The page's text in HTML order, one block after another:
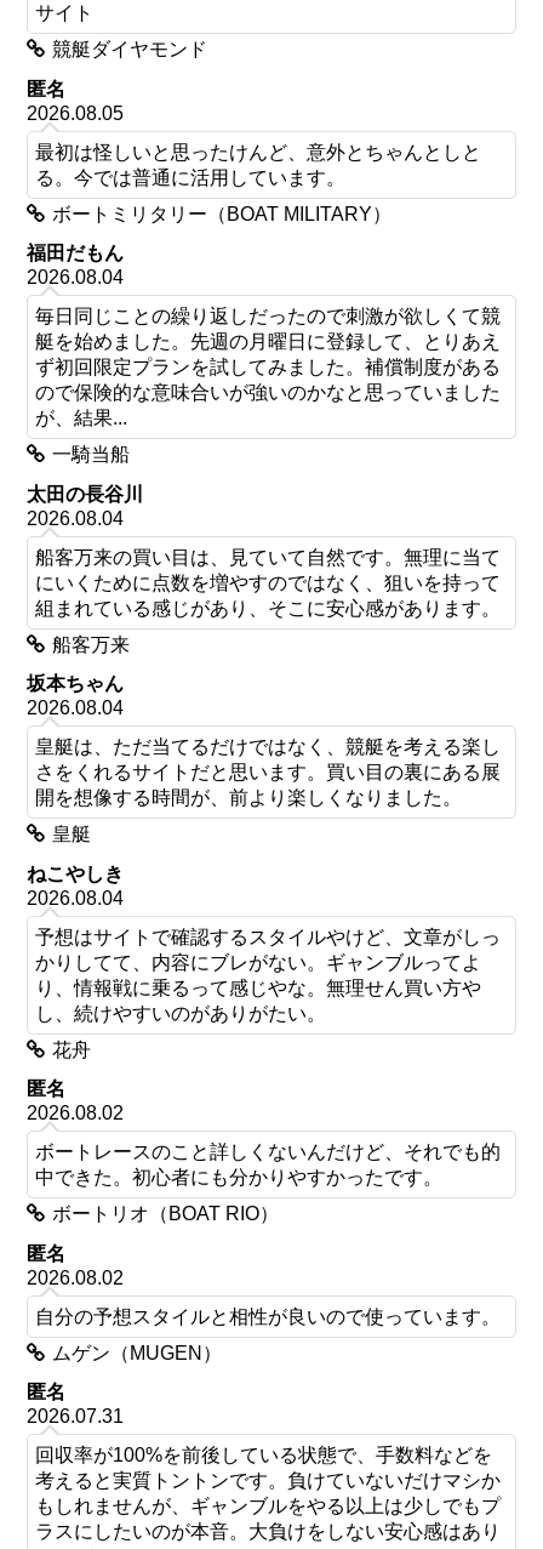
サイト
競艇ダイヤモンド
匿名
2026.08.05
最初は怪しいと思ったけんど、意外とちゃんとしと
る。今では普通に活用しています。
ボートミリタリー（BOAT MILITARY）
福田だもん
2026.08.04
毎日同じことの繰り返しだったので刺激が欲しくて競
艇を始めました。先週の月曜日に登録して、とりあえ
ず初回限定プランを試してみました。補償制度がある
ので保険的な意味合いが強いのかなと思っていました
が、結果...
一騎当船
太田の長谷川
2026.08.04
船客万来の買い目は、見ていて自然です。無理に当て
にいくために点数を増やすのではなく、狙いを持って
組まれている感じがあり、そこに安心感があります。
船客万来
坂本ちゃん
2026.08.04
皇艇は、ただ当てるだけではなく、競艇を考える楽し
さをくれるサイトだと思います。買い目の裏にある展
開を想像する時間が、前より楽しくなりました。
皇艇
ねこやしき
2026.08.04
予想はサイトで確認するスタイルやけど、文章がしっ
かりしてて、内容にブレがない。ギャンブルってよ
り、情報戦に乗るって感じやな。無理せん買い方や
し、続けやすいのがありがたい。
花舟
匿名
2026.08.02
ボートレースのこと詳しくないんだけど、それでも的
中できた。初心者にも分かりやすかったです。
ボートリオ（BOAT RIO）
匿名
2026.08.02
自分の予想スタイルと相性が良いので使っています。
ムゲン（MUGEN）
匿名
2026.07.31
回収率が100%を前後している状態で、手数料などを
考えると実質トントンです。負けていないだけマシか
もしれませんが、ギャンブルをやる以上は少しでもプ
ラスにしたいのが本音。大負けをしない安心感はあり